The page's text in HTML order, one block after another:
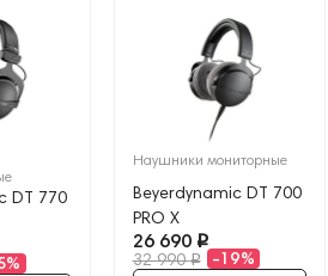
DT 770
Наушники мониторные
Beyerdynamic DT 700
PRO X
26 690
32 990 -19%